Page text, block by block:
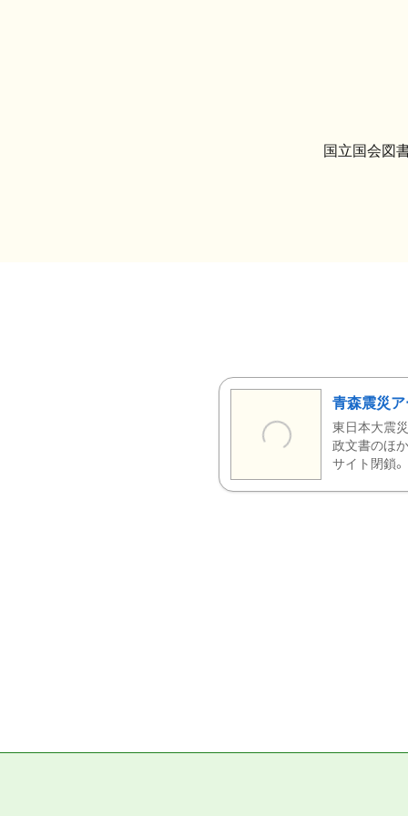
国立国会図
青森震災ア
東日本大震
政文書のほ
サイト閉鎖。